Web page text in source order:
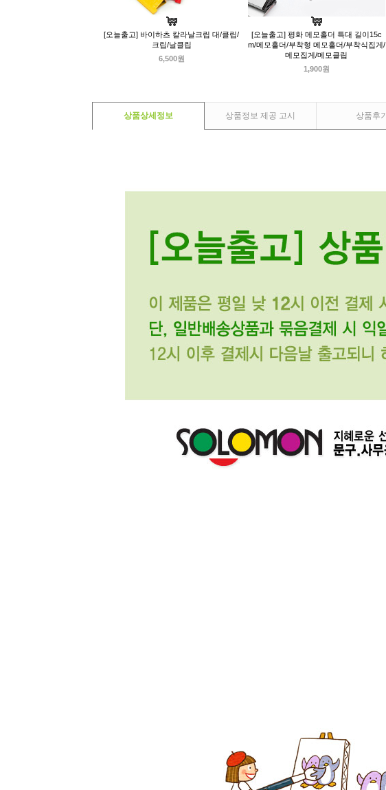
[오늘출고] 바이하츠 칼라날크립 대/클립/
크립/날클립
6,500원
[오늘출고] 평화 메모홀더 특대 길이15c
m/메모홀더/부착형 메모홀더/부착식집게/
메모집게/메모클립
1,900원
상품상세정보 상품정보 제공 고시 상품후기